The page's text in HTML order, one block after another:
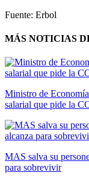
Fuente: Erbol
MÁS NOTICIAS
Ministro de
salarial que pide la
MAS salva su
para sobrevivir